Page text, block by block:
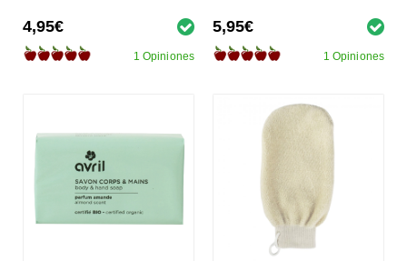
4,95€
1 Opiniones
5,95€
1 Opiniones